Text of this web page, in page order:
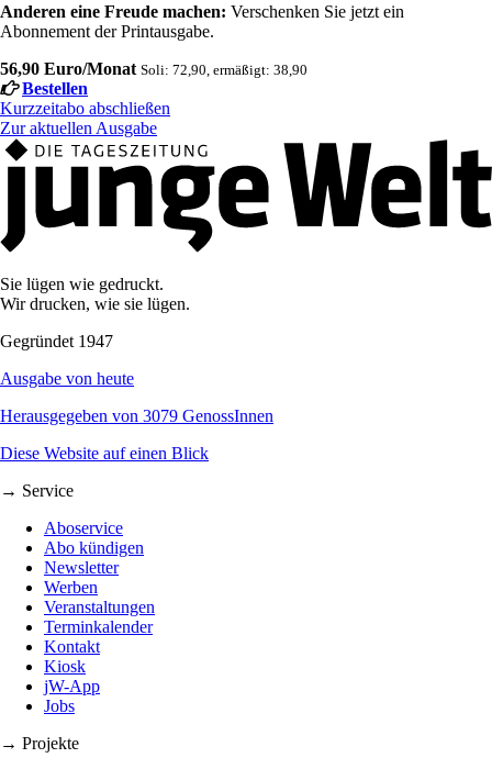
Anderen eine Freude machen: Verschenken Sie jetzt ein
Abonnement der Printausgabe.
56,90 Euro/Monat Soli: 72,90, ermäßigt: 38,90
Bestellen
Kurzzeitabo abschließen
Zur aktuellen Ausgabe
Sie lügen wie gedruckt.
Wir drucken, wie sie lügen.
Gegründet 1947
Ausgabe von heute
Herausgegeben von 3079 GenossInnen
Diese Website auf einen Blick
→ Service
Aboservice
Abo kündigen
Newsletter
Werben
Veranstaltungen
Terminkalender
Kontakt
Kiosk
jW-App
Jobs
→ Projekte